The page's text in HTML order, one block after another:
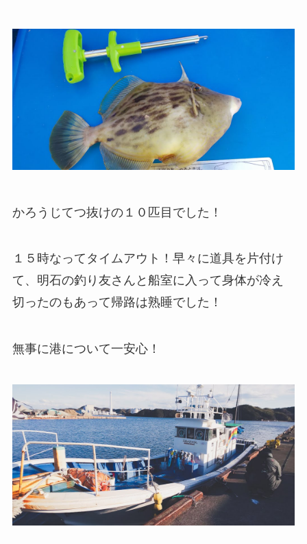
かろうじてつ抜けの１０匹目でした！
１５時なってタイムアウト！早々に道具を片付け
て、明石の釣り友さんと船室に入って身体が冷え
切ったのもあって帰路は熟睡でした！
無事に港について一安心！